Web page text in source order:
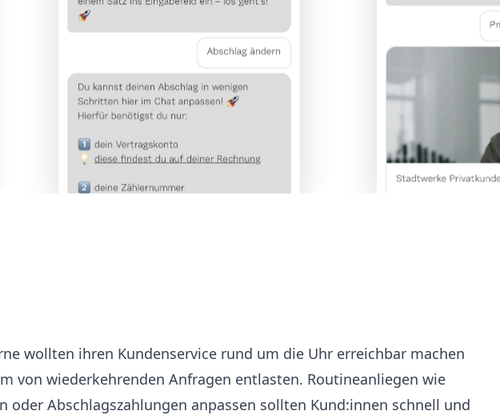
wollten ihren Kundenservice rund um die Uhr erreichbar machen
von wiederkehrenden Anfragen entlasten. Routineanliegen wie
oder Abschlagszahlungen anpassen sollten Kund:innen schnell und